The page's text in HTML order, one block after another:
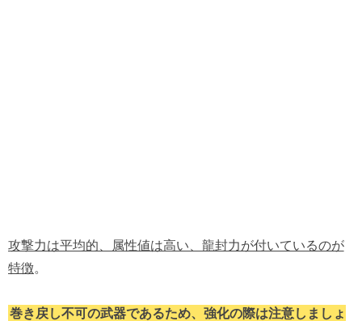
攻撃力は平均的、属性値は高い、龍封力が付いているのが
特徴。
巻き戻し不可の武器であるため、強化の際は注意しましょ